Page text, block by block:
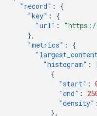
"record" :
{
"key" :
{
"url" :
},
"metrics" :
{
"histogram" :
{
"start" :
"end" :
"density" :
},